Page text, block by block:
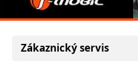
Zákaznický servis